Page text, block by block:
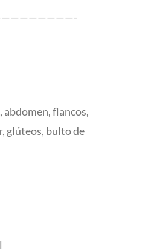
abdomen, flancos,
glúteos, bulto de